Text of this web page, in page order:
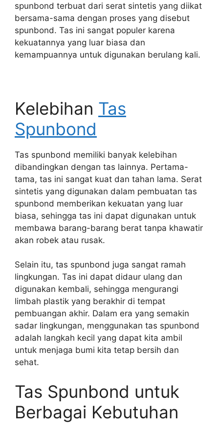
spunbond terbuat dari serat sintetis yang diikat
bersama-sama dengan proses yang disebut
spunbond. Tas ini sangat populer karena
kekuatannya yang luar biasa dan
kemampuannya untuk digunakan berulang kali.
Kelebihan Tas
Spunbond
Tas spunbond memiliki banyak kelebihan
dibandingkan dengan tas lainnya. Pertama-
tama, tas ini sangat kuat dan tahan lama. Serat
sintetis yang digunakan dalam pembuatan tas
spunbond memberikan kekuatan yang luar
biasa, sehingga tas ini dapat digunakan untuk
membawa barang-barang berat tanpa khawatir
akan robek atau rusak.
Selain itu, tas spunbond juga sangat ramah
lingkungan. Tas ini dapat didaur ulang dan
digunakan kembali, sehingga mengurangi
limbah plastik yang berakhir di tempat
pembuangan akhir. Dalam era yang semakin
sadar lingkungan, menggunakan tas spunbond
adalah langkah kecil yang dapat kita ambil
untuk menjaga bumi kita tetap bersih dan
sehat.
Tas Spunbond untuk
Berbagai Kebutuhan